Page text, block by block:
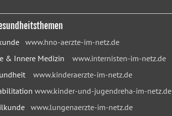
www.hno-aerzte-im-netz.de
& Innere Medizin www.internisten-im-netz.de
www.kinderaerzte-im-netz.de
www.kinder-und-jugendreha-im-netz.de
www.lungenaerzte-im-netz.de